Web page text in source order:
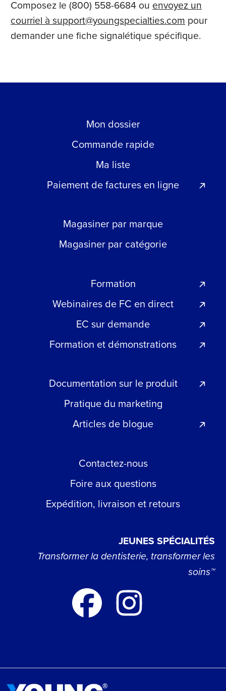
Composez le (800) 558-6684 ou envoyez un
courriel à support@youngspecialties.com pour
demander une fiche signalétique spécifique.
Mon dossier
Commande rapide
Ma liste
Paiement de factures en ligne
Magasiner par marque
Magasiner par catégorie
Formation
Webinaires de FC en direct
EC sur demande
Formation et démonstrations
Documentation sur le produit
Pratique du marketing
Articles de blogue
Contactez-nous
Foire aux questions
Expédition, livraison et retours
JEUNES SPÉCIALITÉS
Transformer la dentisterie, transformer les
soins™